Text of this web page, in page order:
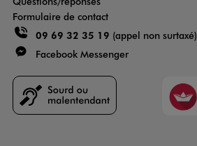
Formulaire de contact
09 69 32 35 19 (appel non surtaxé)
Facebook Messenger
Faciliti